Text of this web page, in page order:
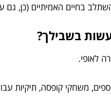
בחיים האמיתיים (כן,
בשבילך?
לאופי.
משחקי קופסה,